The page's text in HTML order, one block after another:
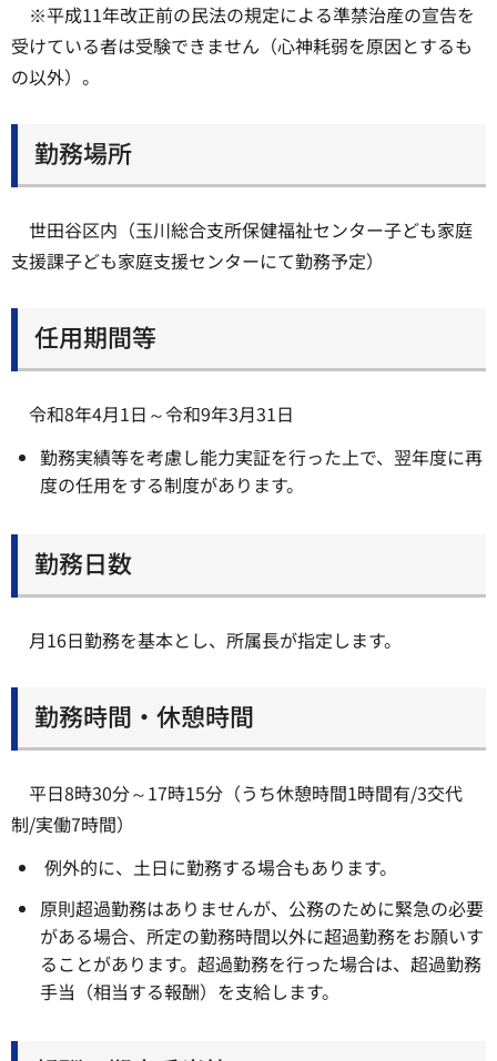
※平成11年改正前の民法の規定による準禁治産の宣告を
受けている者は受験できません（心神耗弱を原因とするも
の以外）。
勤務場所
世田谷区内（玉川総合支所保健福祉センター子ども家庭
支援課子ども家庭支援センターにて勤務予定）
任用期間等
令和8年4月1日～令和9年3月31日
勤務実績等を考慮し能力実証を行った上で、翌年度に再
度の任用をする制度があります。
勤務日数
月16日勤務を基本とし、所属長が指定します。
勤務時間・休憩時間
平日8時30分～17時15分（うち休憩時間1時間有/3交代
制/実働7時間）
例外的に、土日に勤務する場合もあります。
原則超過勤務はありませんが、公務のために緊急の必要
がある場合、所定の勤務時間以外に超過勤務をお願いす
ることがあります。超過勤務を行った場合は、超過勤務
手当（相当する報酬）を支給します。